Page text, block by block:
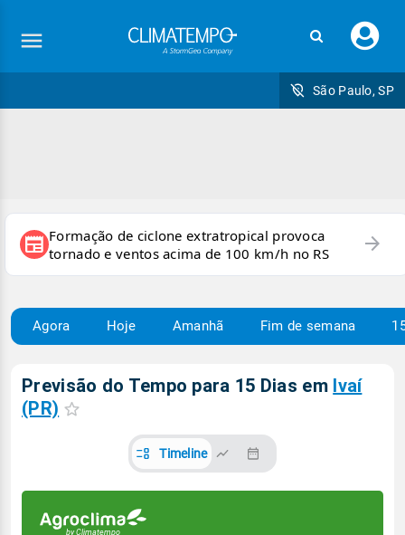
seu
São Paulo, SP
newspaper Formação de ciclone extratropical provoca
tornado e ventos acima de 100 km/h no RS
arrow_forward
Agora Hoje Amanhã Fim de semana
Previsão do Tempo para 15 Dias em Ivaí
(PR)
Timeline